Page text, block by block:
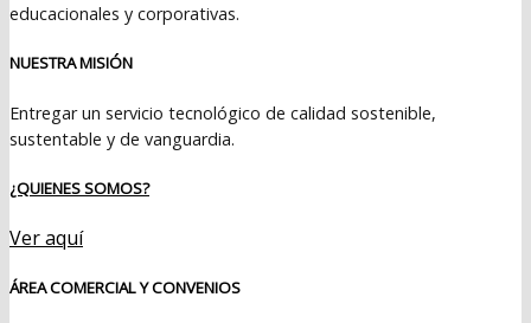
educacionales y corporativas.
NUESTRA MISIÓN
Entregar un servicio tecnológico de calidad sostenible,
sustentable y de vanguardia.
¿QUIENES SOMOS?
Ver aquí
ÁREA COMERCIAL Y CONVENIOS